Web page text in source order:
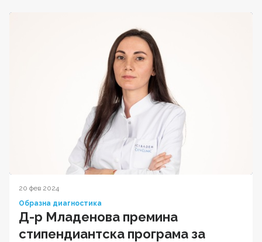
20 фев 2024
Образна диагностика
Д-р Младенова премина
стипендиантска програма за